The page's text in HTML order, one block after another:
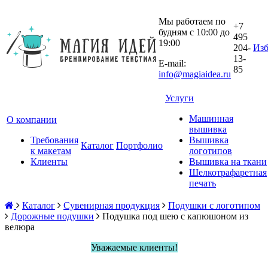
Мы работаем по
будням с 10:00 до
19:00
E-mail:
info@magiaidea.ru
+7
495
204-
13-
85
О компании
Требования
к макетам
Клиенты
Каталог Портфолио
Услуги
Машинная
вышивка
Вышивка
логотипов
Вышивка на ткани
Шелкотрафаретная
печать
Каталог Сувенирная продукция
Подушки с логотипом
Дорожные подушки
Подушка под шею с капюшоном из
велюра
Уважаемые клиенты!